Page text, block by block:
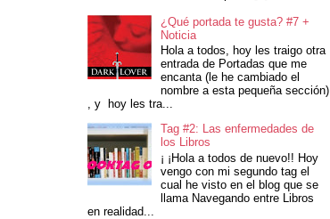
¿Qué portada te gusta? #7 +
Noticia
Hola a todos, hoy les traigo otra
entrada de Portadas que me
encanta (le he cambiado el
nombre a esta pequeña sección)
, y hoy les tra...
Tag #2: Las enfermedades de
los Libros
¡ ¡Hola a todos de nuevo!! Hoy
vengo con mi segundo tag el
cual he visto en el blog que se
llama Navegando entre Libros
en realidad...